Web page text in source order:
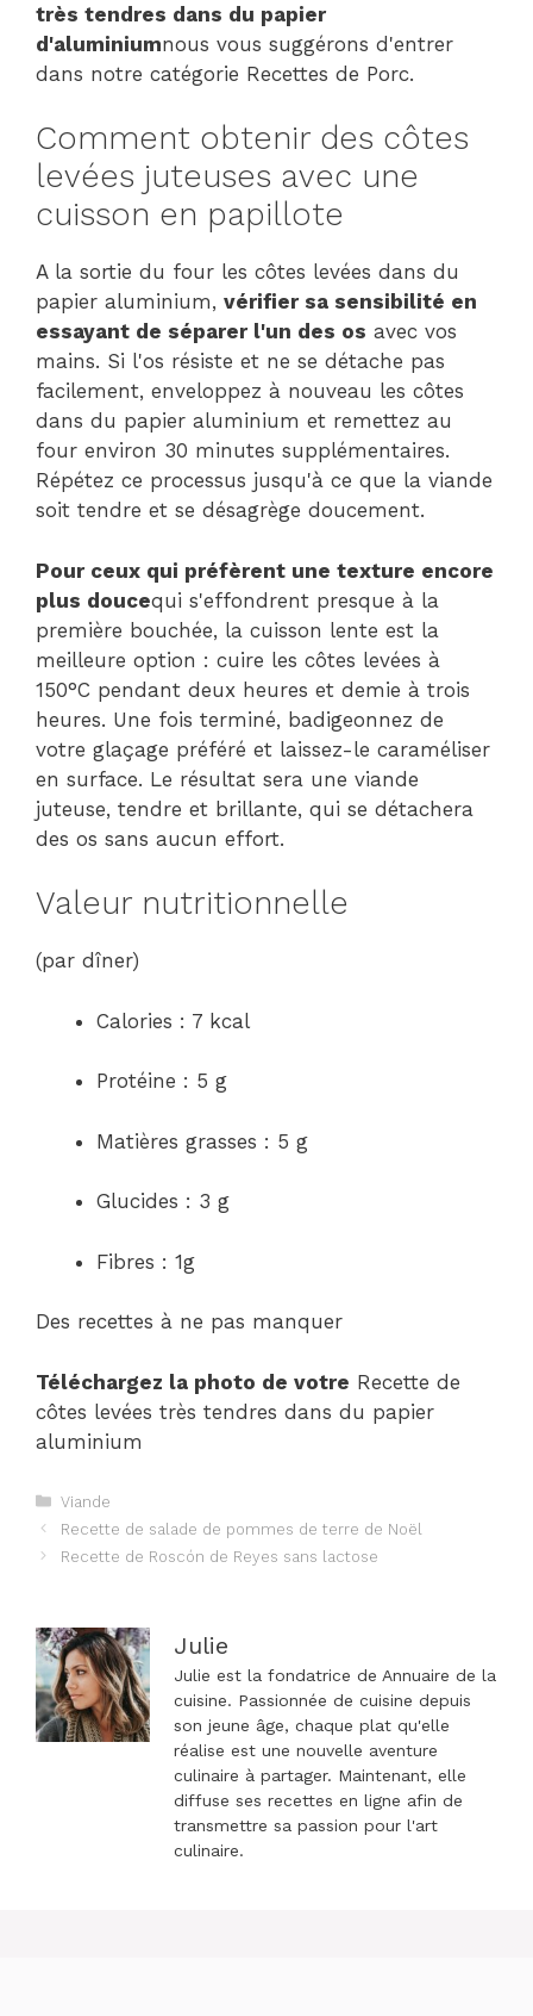
très tendres dans du papier
d'aluminiumnous vous suggérons d'entrer
dans notre catégorie Recettes de Porc.
Comment obtenir des côtes
levées juteuses avec une
cuisson en papillote
A la sortie du four les côtes levées dans du
papier aluminium, vérifier sa sensibilité en
essayant de séparer l'un des os avec vos
mains. Si l'os résiste et ne se détache pas
facilement, enveloppez à nouveau les côtes
dans du papier aluminium et remettez au
four environ 30 minutes supplémentaires.
Répétez ce processus jusqu'à ce que la viande
soit tendre et se désagrège doucement.
Pour ceux qui préfèrent une texture encore
plus doucequi s'effondrent presque à la
première bouchée, la cuisson lente est la
meilleure option : cuire les côtes levées à
150°C pendant deux heures et demie à trois
heures. Une fois terminé, badigeonnez de
votre glaçage préféré et laissez-le caraméliser
en surface. Le résultat sera une viande
juteuse, tendre et brillante, qui se détachera
des os sans aucun effort.
Valeur nutritionnelle
(par dîner)
Calories : 7 kcal
Protéine : 5 g
Matières grasses : 5 g
Glucides : 3 g
Fibres : 1g
Des recettes à ne pas manquer
Téléchargez la photo de votre Recette de
côtes levées très tendres dans du papier
aluminium
Catégories
Viande
Navigation
des
Recette de salade de pommes de terre de Noël
Recette de Roscón de Reyes sans lactose
Julie
Julie est la fondatrice de Annuaire de la
cuisine. Passionnée de cuisine depuis
son jeune âge, chaque plat qu'elle
réalise est une nouvelle aventure
culinaire à partager. Maintenant, elle
diffuse ses recettes en ligne afin de
transmettre sa passion pour l'art
culinaire.